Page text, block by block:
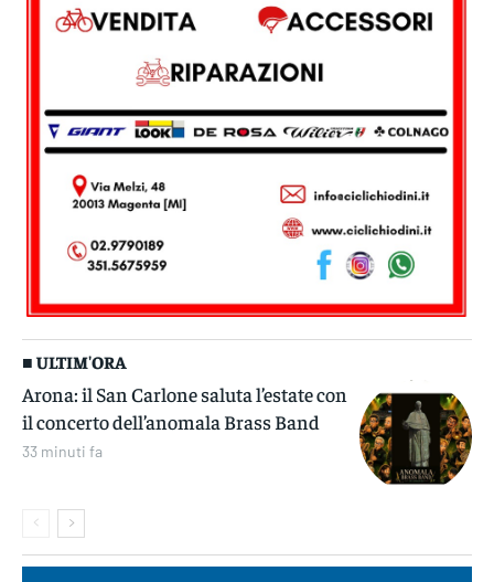
■ ULTIM'ORA
Arona: il San Carlone saluta l’estate con
il concerto dell’anomala Brass Band
33 minuti fa